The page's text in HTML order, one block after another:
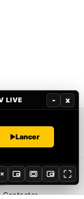
Google Play
Mentions légales
Contacter
LIVE - x
Lancer